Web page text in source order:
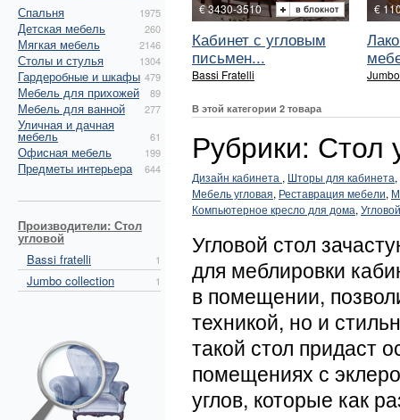
Спальня 1975
Детская мебель 260
Мягкая мебель 2146
Столы и стулья 1304
Гардеробные и шкафы 479
Мебель для прихожей 89
Мебель для ванной 277
Уличная и дачная
мебель 61
Офисная мебель 199
Предметы интерьера 644
Производители: Стол
угловой
Bassi fratelli
1
Jumbo collection 1
€ 3430-3510
Кабинет с угловым
письмен...
Bassi Fratelli
€
В этой категории 2 товара
Рубрики: Стол
Дизайн кабинета , Шторы для кабинета,
Мебель угловая, Реставрация мебели,
Компьютерное кресло для дома,
Угловой стол
для меблировки
в помещении,
техникой, но и
такой стол придаст
помещениях с
углов, которые как